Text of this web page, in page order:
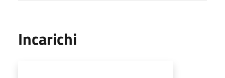
Incarichi